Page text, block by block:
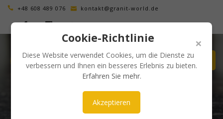
×
Cookie-Richtlinie
Diese Website verwendet Cookies, um die Dienste zu
verbessern und Ihnen ein besseres Erlebnis zu bieten.
Erfahren Sie mehr.
Akzeptieren
+48 608 489 076 kontakt@granit-world.de
ÄSTHETISCH UND ZEITLOS